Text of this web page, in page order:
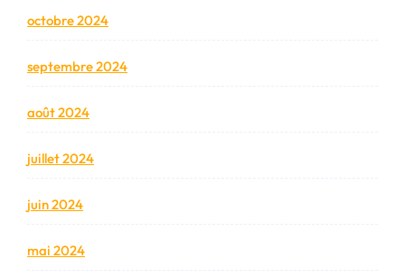
octobre 2024
septembre 2024
août 2024
juillet 2024
juin 2024
mai 2024